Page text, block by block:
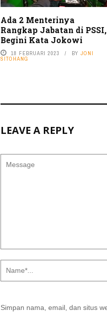
Ada 2 Menterinya
Rangkap Jabatan di PSSI,
Begini Kata Jokowi
18 FEBRUARI 2023 BY JONI
SITOHANG
LEAVE A REPLY
Simpan nama, email, dan situs